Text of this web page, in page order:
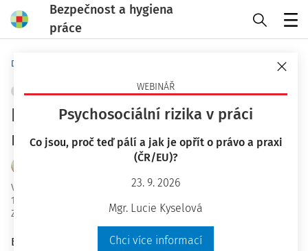
Bezpečnost a hygiena
práce
WEBINÁŘ
Psychosociální rizika v práci
Co jsou, proč teď pálí a jak je opřít o právo a praxi
(ČR/EU)?
23. 9. 2026
Mgr. Lucie Kyselová
Chci více informací
Domů
DOPRAVNÍ ZAŘÍZENÍ + PŘIDAT VLASTNÍ
Bezpečnost práce při provozu
motorových vozíků
Vydáno
10 minut čtení
Zdroj
Bezpečnost a hygiena práce 12/2021
Bezpečnost práce při provozu motorových vozíků se